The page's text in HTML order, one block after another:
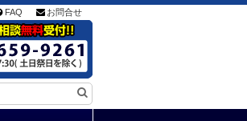
FAQ お問合せ